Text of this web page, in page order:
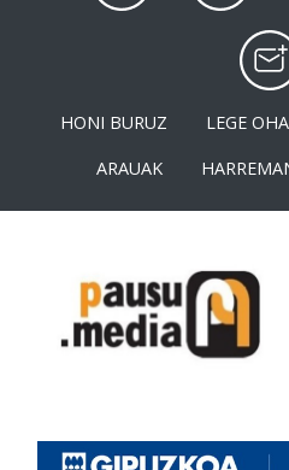
HONI BURUZ LEGE
ARAUAK